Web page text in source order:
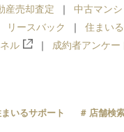
産売却査定
中古マン
リースバック
住まい
ル 成約者アンケー
いるサポート 店舗検